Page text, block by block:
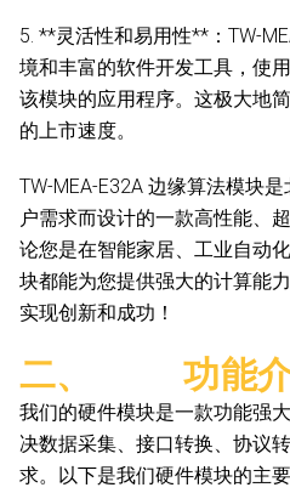
5. **灵活性和易用性**：TW-
境和丰富的软件开发工具，使
该模块的应用程序。这极大地
的上市速度。
TW-MEA-E32A 边缘算法模块
户需求而设计的一款高性能、
论您是在智能家居、工业自动
块都能为您提供强大的计算能
实现创新和成功！
二、 功能介
我们的硬件模块是一款功能强
决数据采集、接口转换、协议
求。以下是我们硬件模块的主